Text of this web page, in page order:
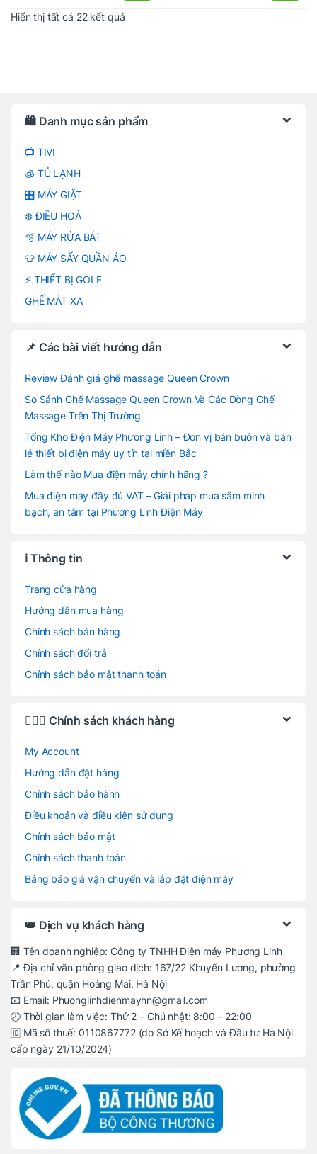
Hiển thị tất cả 22 kết quảĐược sắp xếp theo mới nhất
🛍️ Danh mục sản phẩm
📺 TIVI
🧊 TỦ LẠNH
🎛️ MÁY GIẶT
❄️ ĐIỀU HOÀ
🫧 MÁY RỬA BÁT
👕 MÁY SẤY QUẦN ÁO
⚡ THIẾT BỊ GOLF
GHẾ MÁT XA
📌 Các bài viết hướng dẫn
Review Đánh giá ghế massage Queen Crown
So Sánh Ghế Massage Queen Crown Và Các Dòng Ghế
Massage Trên Thị Trường
Tổng Kho Điện Máy Phương Linh – Đơn vị bán buôn và bán
lẻ thiết bị điện máy uy tín tại miền Bắc
Làm thế nào Mua điện máy chính hãng ?
Mua điện máy đầy đủ VAT – Giải pháp mua sắm minh
bạch, an tâm tại Phương Linh Điện Máy
ℹ️ Thông tin
Trang cửa hàng
Hướng dẫn mua hàng
Chính sách bán hàng
Chính sách đổi trả
Chính sách bảo mật thanh toán
🙋🏻‍♂️ Chính sách khách hàng
My Account
Hướng dẫn đặt hàng
Chính sách bảo hành
Điều khoản và điều kiện sử dụng
Chính sách bảo mật
Chính sách thanh toán
Bảng báo giá vận chuyển và lắp đặt điện máy
👑 Dịch vụ khách hàng
🏢 Tên doanh nghiệp: Công ty TNHH Điện máy Phương Linh
📍 Địa chỉ văn phòng giao dịch: 167/22 Khuyến Lương, phường
Trần Phú, quận Hoàng Mai, Hà Nội
📧 Email: Phuonglinhdienmayhn@gmail.com
🕗 Thời gian làm việc: Thứ 2 – Chủ nhật: 8:00 – 22:00
🆔 Mã số thuế: 0110867772 (do Sở Kế hoạch và Đầu tư Hà Nội
cấp ngày 21/10/2024)